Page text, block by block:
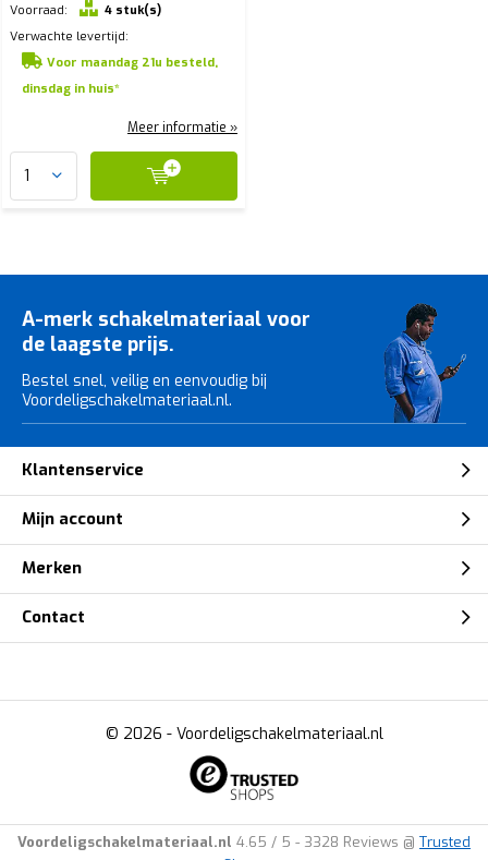
Voorraad:
4 stuk(s)
Verwachte levertijd:
Voor maandag 21u besteld,
dinsdag in huis*
Meer informatie »
A-merk schakelmateriaal voor
de laagste prijs.
Bestel snel, veilig en eenvoudig bij
Voordeligschakelmateriaal.nl.
Klantenservice
Mijn account
Merken
Contact
© 2026 - Voordeligschakelmateriaal.nl
Voordeligschakelmateriaal.nl 4.65 / 5 - 3328 Reviews @ Trusted